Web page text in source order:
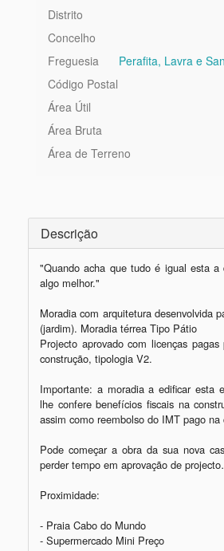
Distrito
Concelho
Freguesia
Perafita, Lavra e
Código Postal
Área Útil
Área Bruta
Área de Terreno
Descrição
"Quando acha que tudo é igual esta a
algo melhor."
Moradia com arquitetura desenvolvida
(jardim). Moradia térrea Tipo Pátio
Projecto aprovado com licenças
construção, tipologia V2.
Importante: a moradia a edificar esta
lhe confere benefícios fiscais na
assim como reembolso do IMT pago
Pode começar a obra da sua nova
perder tempo em aprovação de
Proximidade:
- Praia Cabo do Mundo
- Supermercado Mini Preço